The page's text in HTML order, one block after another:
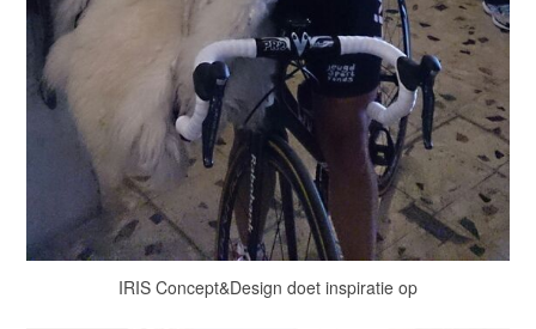
IRIS Concept&Design doet inspiratie op